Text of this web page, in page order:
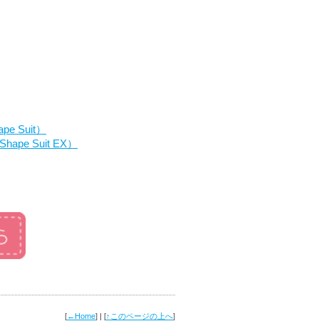
Suit）
Suit EX）
[←Home] | [↑このページの上へ]